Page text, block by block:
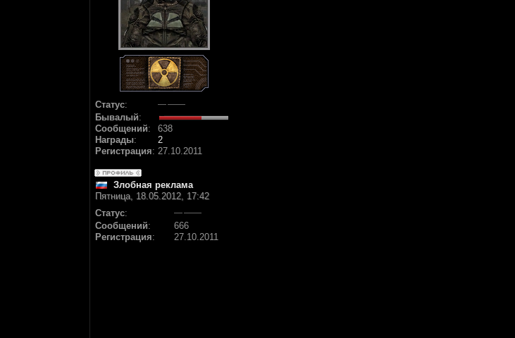
Статус:
Бывалый:
Сообщений:
638
Награды:
2
Регистрация: 27.10.2011
Злобная реклама
Пятница, 18.05.2012, 17:42
Статус:
Сообщений:
666
Регистрация: 27.10.2011